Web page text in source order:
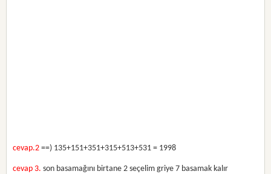
cevap.2 ==) 135+151+351+315+513+531 = 1998
cevap 3. son basamağını birtane 2 seçelim griye 7 basamak kalır